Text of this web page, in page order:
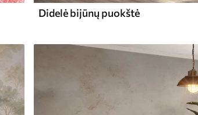
Didelė bijūnų puokštė